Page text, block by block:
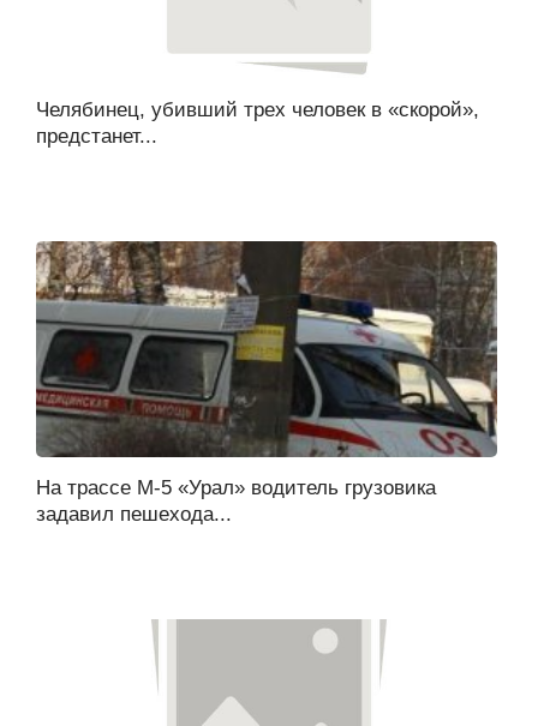
Челябинец, убивший трех человек в «скорой»,
предстанет...
На трассе М-5 «Урал» водитель грузовика
задавил пешехода...